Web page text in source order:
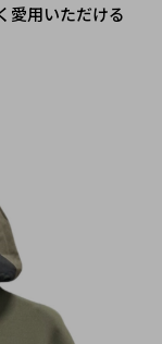
愛用いただける